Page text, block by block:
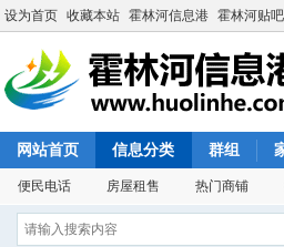
设为首页 收藏本站 霍林河信息港 霍林河贴吧
网站首页 信息分类 群组
便民电话 房屋租售 热门商铺